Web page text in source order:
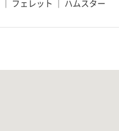
フェレット
ハムスター